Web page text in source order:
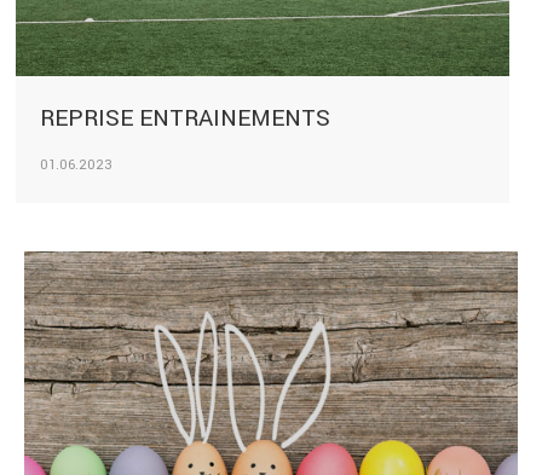
REPRISE ENTRAINEMENTS
01.06.2023